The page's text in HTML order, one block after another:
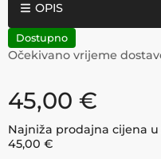
OPIS
Dostupno
Očekivano vrijeme
45,00 €
Najniža prodajna cijena
45,00 €